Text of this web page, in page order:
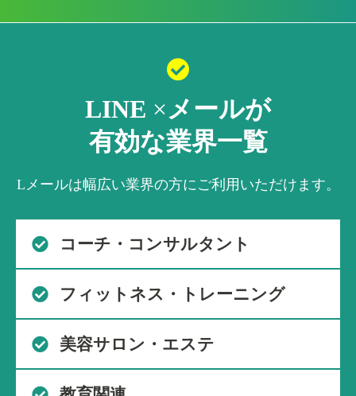
LINE ×メールが
有効な業界一覧
Lメールは幅広い業界の方にご利用いただけます。
コーチ・コンサルタント
フィットネス・トレーニング
美容サロン・エステ